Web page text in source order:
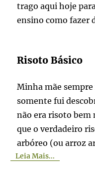
trago aqui hoje
ensino como fazer
Risoto Básico
Minha mãe sempre
somente fui
não era risoto bem
que o verdadeiro
arbóreo (ou arroz
Leia Mais...